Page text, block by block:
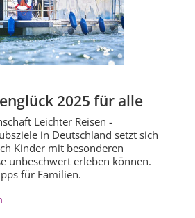
2025 für alle
Leichter Reisen -
in Deutschland setzt sich
Kinder mit besonderen
unbeschwert erleben können.
für Familien.